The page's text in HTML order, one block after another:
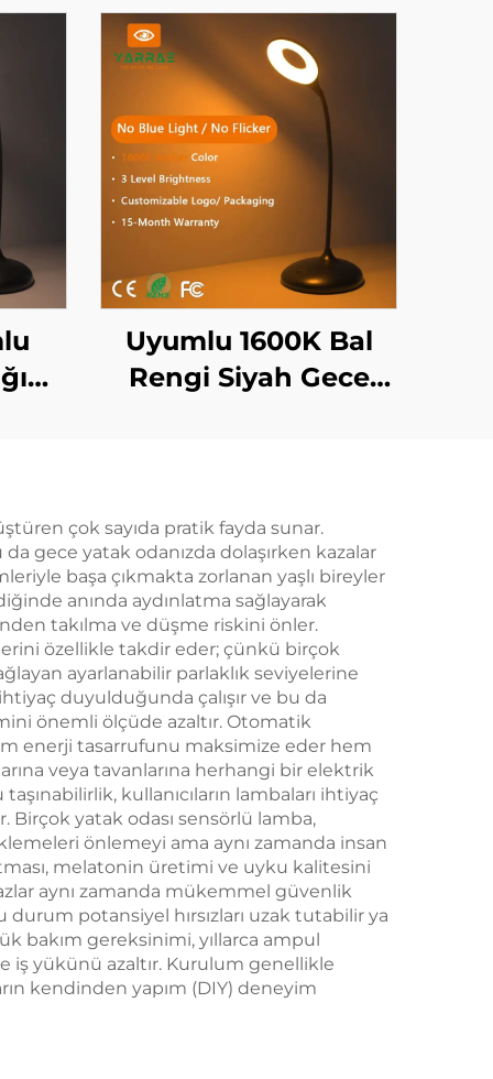
Uyumlu 1600K Bal
Rengi Siyah Gece
çok sayıda pratik fayda sunar.
gece yatak odanızda dolaşırken kazalar
başa çıkmakta zorlanan yaşlı bireyler
anında aydınlatma sağlayarak
takılma ve düşme riskini önler.
özellikle takdir eder; çünkü birçok
ayarlanabilir parlaklık seviyelerine
duyulduğunda çalışır ve bu da
önemli ölçüde azaltır. Otomatik
enerji tasarrufunu maksimize eder hem
veya tavanlarına herhangi bir elektrik
kullanıcıların lambaları ihtiyaç
Birçok yatak odası sensörlü lamba,
önlemeyi ama aynı zamanda insan
melatonin üretimi ve uyku kalitesini
aynı zamanda mükemmel güvenlik
potansiyel hırsızları uzak tutabilir ya
bakım gereksinimi, yıllarca ampul
iş yükünü azaltır. Kurulum genellikle
kendinden yapım (DIY) deneyim